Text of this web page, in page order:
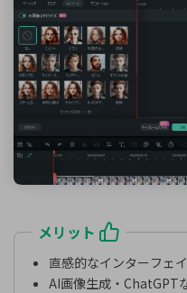
メリット
直感的なインターフェ
AI画像生成・ChatGPT